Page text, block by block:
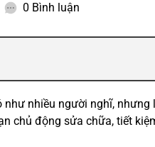
0 Bình luận
nhiều người nghĩ,
chủ động sửa chữa, tiết